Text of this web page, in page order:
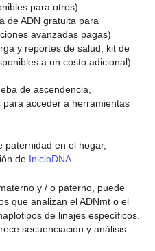
para otros)
de ADN gratuita para
avanzadas pagas)
y reportes de salud, kit de
a un costo adicional)
de ascendencia,
acceder a herramientas
paternidad en el hogar,
de InicioDNA.
y / o paterno, puede
que analizan el ADNmt o el
de linajes específicos.
secuenciación y análisis